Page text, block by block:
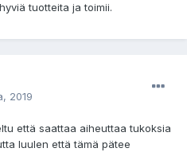
tuotteita ja toimii.
2019
että saattaa aiheuttaa tukoksia
luulen että tämä pätee